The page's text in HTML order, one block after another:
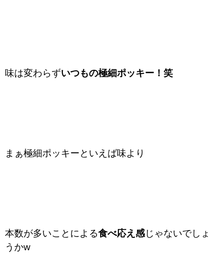
味は変わらずいつもの極細ポッキー！笑
まぁ極細ポッキーといえば味より
本数が多いことによる食べ応え感じゃないでしょ
うかw